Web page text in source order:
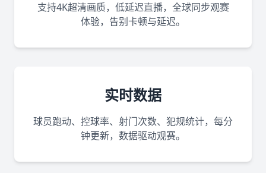
支持4K超清画质，低延迟直播，全球同步观赛
体验，告别卡顿与延迟。
实时数据
球员跑动、控球率、射门次数、犯规统计，每分
钟更新，数据驱动观赛。